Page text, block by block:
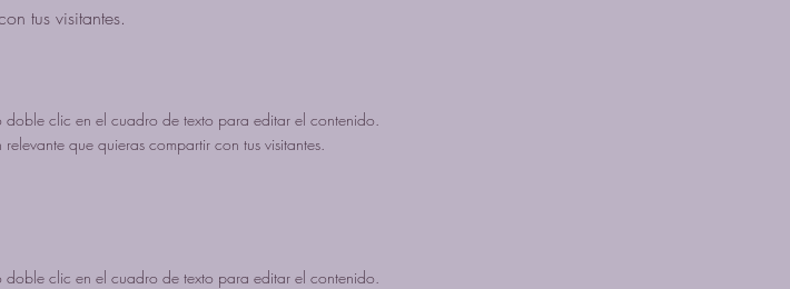
tus visitantes.
doble clic en el cuadro de texto para editar el contenido.
que quieras compartir con tus visitantes.
doble clic en el cuadro de texto para editar el contenido.